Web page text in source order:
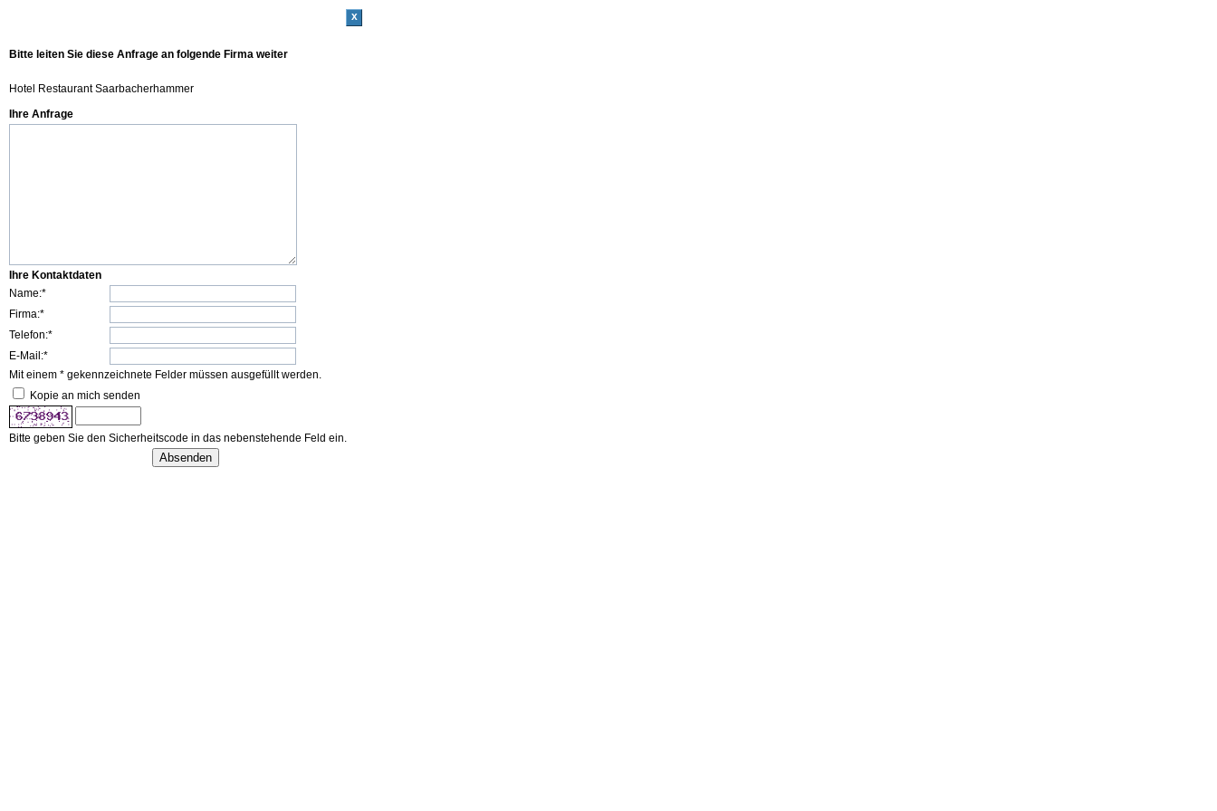
x
Bitte leiten Sie diese Anfrage an folgende Firma weiter
Hotel Restaurant Saarbacherhammer
Ihre Anfrage
Ihre Kontaktdaten
Name:*
Firma:*
Telefon:*
E-Mail:*
Mit einem * gekennzeichnete Felder müssen ausgefüllt werden.
Kopie an mich senden
Bitte geben Sie den Sicherheitscode in das nebenstehende Feld ein.